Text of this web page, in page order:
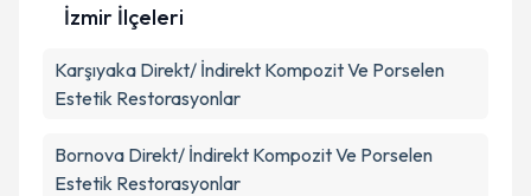
Metni'ni okudum ve kişisel verilerimin belirtilen
kapsamda işlenmesini kabul ediyorum.
Takvim Talebini Gönder
İzmir İlçeleri
Karşıyaka Direkt/ İndirekt Kompozit Ve Porselen
Estetik Restorasyonlar
Bornova Direkt/ İndirekt Kompozit Ve Porselen
Estetik Restorasyonlar